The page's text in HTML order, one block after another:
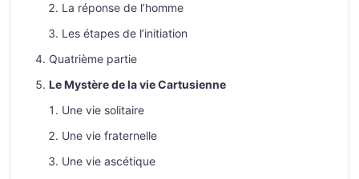
La réponse de l’homme
Les étapes de l’initiation
Quatrième partie
Le Mystère de la vie Cartusienne
Une vie solitaire
Une vie fraternelle
Une vie ascétique